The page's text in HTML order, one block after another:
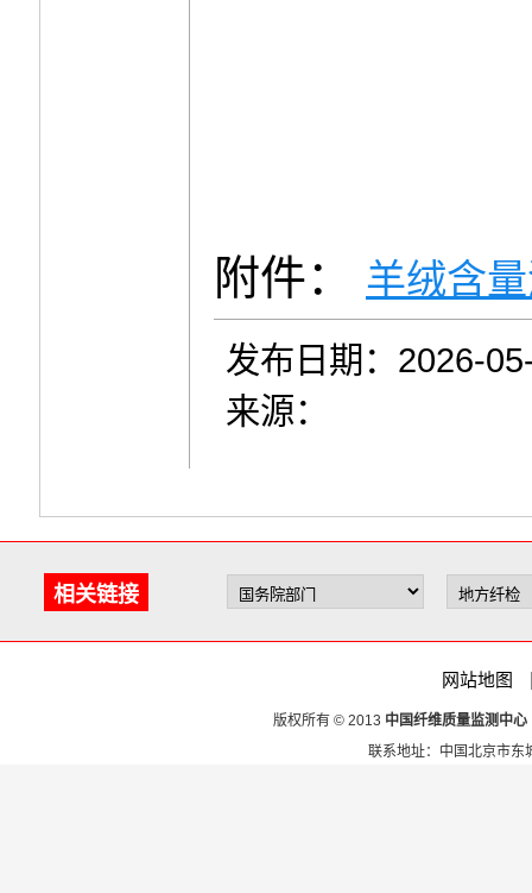
附件： 羊绒含
发布日期：2026-
来源：
相关链接
网站地图
版权所有 © 2013 中国纤维质量监测中心
联系地址：中国北京市东